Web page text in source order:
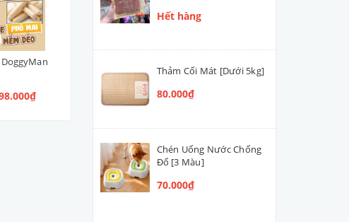
95g
65.000₫
Hết hàng
Thảm Cối Mát [Dưới 5kg]
80.000₫
Chén Uống Nước Chống
Đổ [3 Màu]
70.000₫